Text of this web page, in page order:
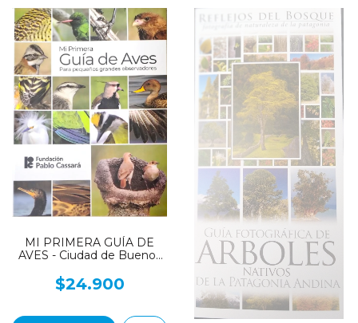
MI PRIMERA GUÍA DE
AVES - Ciudad de Buenos
$24.900